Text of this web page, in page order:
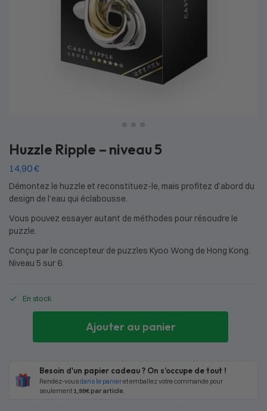
Huzzle Ripple – niveau 5
14,90€
Démontez le huzzle et reconstituez-le, mais profitez d’abord du
design de l’eau qui éclabousse.
Vous pouvez essayer autant de méthodes pour résoudre le
puzzle.
Conçu par le concepteur de puzzles Kyoo Wong de Hong Kong.
Niveau 5 sur 6.
En stock
Ajouter au panier
Besoin d'un papier cadeau ? On s’occupe de tout !
Rendez-vousdans le panieret emballez votre commande pour
seulement 1,99€ par article.